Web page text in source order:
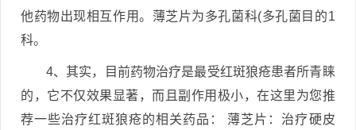
他药物出现相互作用。薄芝片为多孔菌科(多孔菌目的1
科。
4、其实，目前药物治疗是最受红斑狼疮患者所青睐
的，它不仅效果显著，而且副作用极小，在这里为您推
荐一些治疗红斑狼疮的相关药品： 薄芝片：治疗硬皮